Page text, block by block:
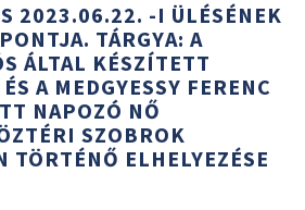
2023.06.22. -I ÜLÉSÉNEK
TÁRGYA: A
ÁLTAL KÉSZÍTETT
A MEDGYESSY FERENC
NAPOZÓ NŐ
SZOBROK
TÖRTÉNŐ ELHELYEZÉSE